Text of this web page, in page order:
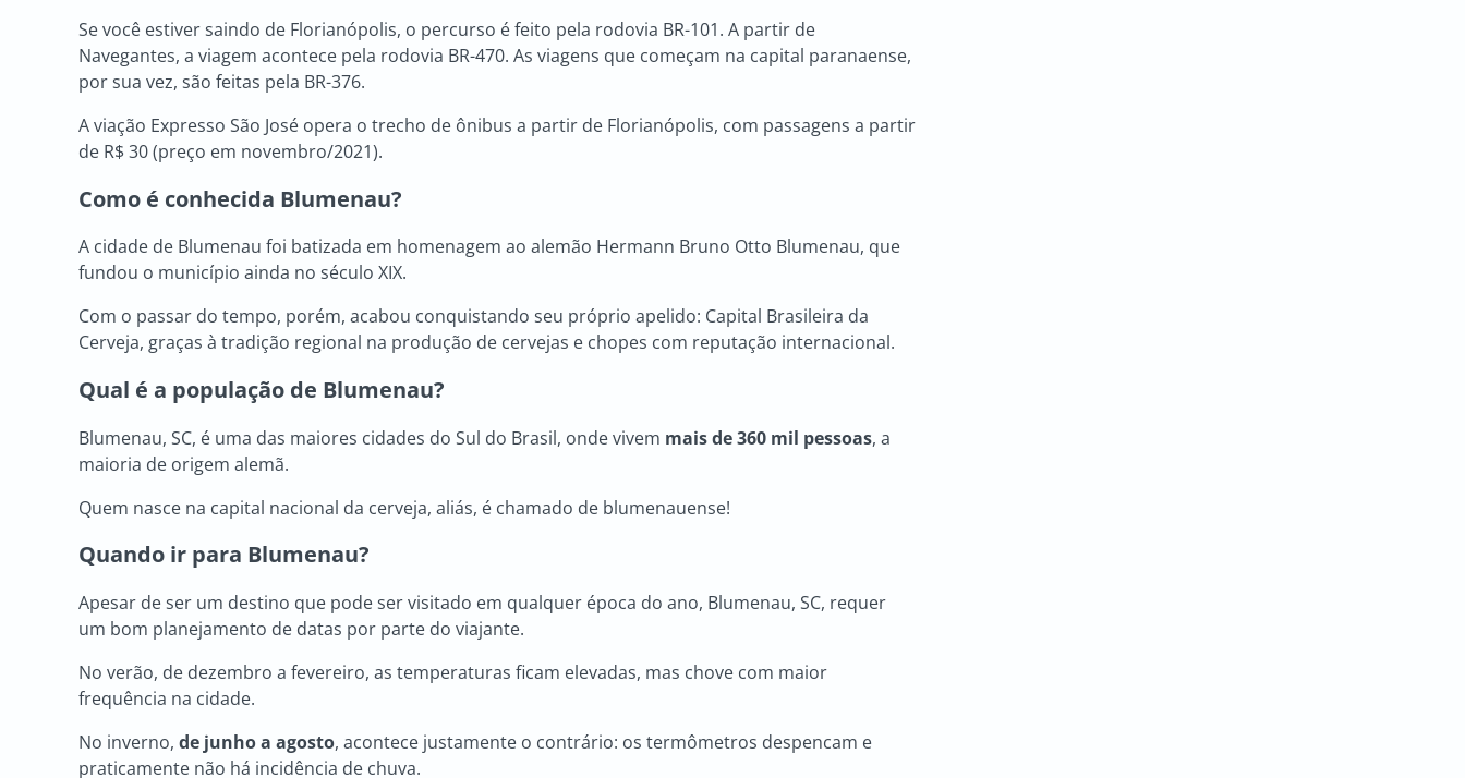
Se você estiver saindo de Florianópolis, o percurso é feito pela rodovia BR-101. A partir de
Navegantes, a viagem acontece pela rodovia BR-470. As viagens que começam na capital paranaense,
por sua vez, são feitas pela BR-376.
A viação Expresso São José opera o trecho de ônibus a partir de Florianópolis, com passagens a partir
de R$ 30 (preço em novembro/2021).
Como é conhecida Blumenau?
A cidade de Blumenau foi batizada em homenagem ao alemão Hermann Bruno Otto Blumenau, que
fundou o município ainda no século XIX.
Com o passar do tempo, porém, acabou conquistando seu próprio apelido: Capital Brasileira da
Cerveja, graças à tradição regional na produção de cervejas e chopes com reputação internacional.
Qual é a população de Blumenau?
Blumenau, SC, é uma das maiores cidades do Sul do Brasil, onde vivem mais de 360 mil pessoas, a
maioria de origem alemã.
Quem nasce na capital nacional da cerveja, aliás, é chamado de blumenauense!
Quando ir para Blumenau?
Apesar de ser um destino que pode ser visitado em qualquer época do ano, Blumenau, SC, requer
um bom planejamento de datas por parte do viajante.
No verão, de dezembro a fevereiro, as temperaturas ficam elevadas, mas chove com maior
frequência na cidade.
No inverno, de junho a agosto, acontece justamente o contrário: os termômetros despencam e
praticamente não há incidência de chuva.